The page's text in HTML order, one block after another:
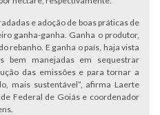
e adoção de boas práticas de
ganha-ganha. Ganha o produtor,
rebanho. E ganha o país, haja vista
bem manejadas em sequestrar
das emissões e para tornar a
mais sustentável”, afirma Laerte
Federal de Goiás e coordenador